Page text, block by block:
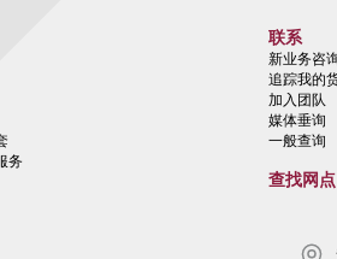
务
联系
新业务咨
追踪我的
加入团队
媒体垂询
一般查询
查找网点